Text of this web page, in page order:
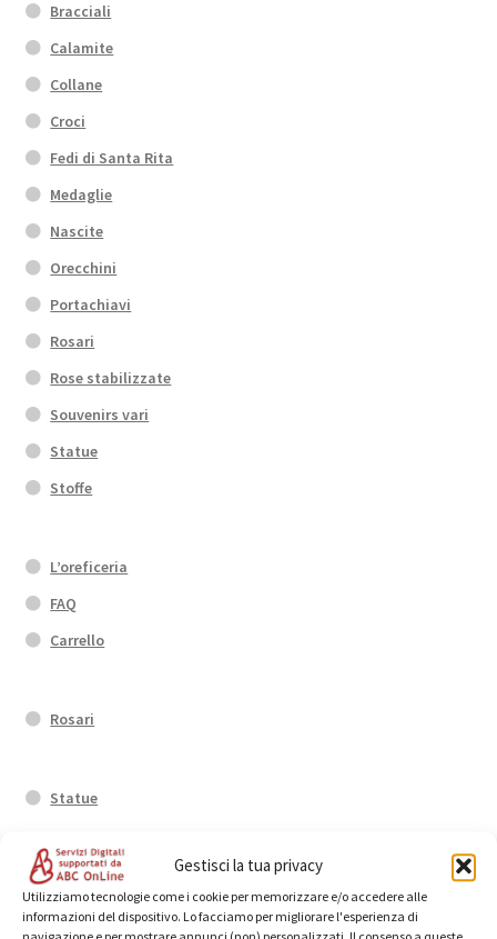
Gestisci la tua privacy
Utilizziamo tecnologie come i cookie per memorizzare e/o accedere alle
informazioni del dispositivo. Lo facciamo per migliorare l'esperienza di
Bracciali
Calamite
Collane
Croci
Fedi di Santa Rita
Medaglie
Nascite
Orecchini
Portachiavi
Rosari
Rose stabilizzate
Souvenirs vari
Statue
Stoffe
L’oreficeria
FAQ
Carrello
Rosari
Statue
Anelli